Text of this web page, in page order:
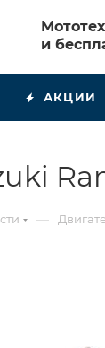
и
АКЦИИ
—